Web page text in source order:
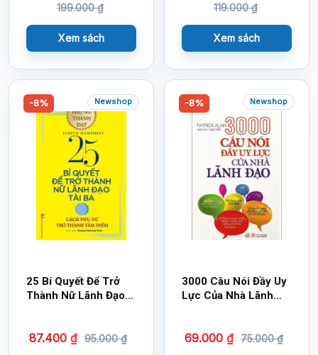
199.000₫
Xem sách
119.000₫
Xem sách
-8% Newshop
25 Bí Quyết Để Trở
Thành Nữ Lãnh Đạo
Điểm
87.400₫ 95.000₫
-8% Newshop
3000 Câu Nói Đầy Uy
Lực Của Nhà Lãnh
69.000 ₫ 75.000₫